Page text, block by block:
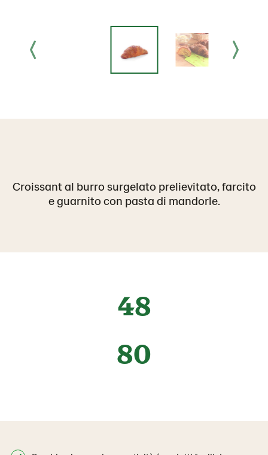
Croissant al burro surgelato prelievitato, farcito
e guarnito con pasta di mandorle.
48
80